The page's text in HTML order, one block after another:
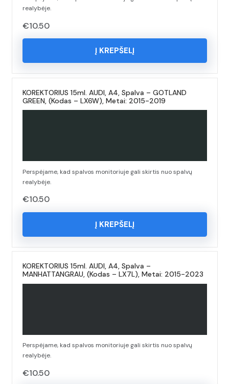
realybėje.
€10.50
Į KREPŠELĮ
KOREKTORIUS 15ml. AUDI, A4, Spalva – GOTLAND
GREEN, (Kodas – LX6W), Metai: 2015-2019
Perspėjame, kad spalvos monitoriuje gali skirtis nuo spalvų
realybėje.
€10.50
Į KREPŠELĮ
KOREKTORIUS 15ml. AUDI, A4, Spalva –
MANHATTANGRAU, (Kodas – LX7L), Metai: 2015-2023
Perspėjame, kad spalvos monitoriuje gali skirtis nuo spalvų
realybėje.
€10.50